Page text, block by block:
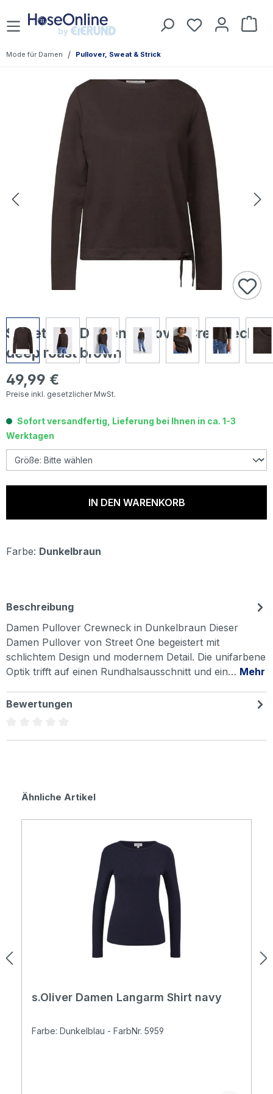
Zum Hauptinhalt springen Du hast 0
Mode für Damen / Pullover, Sweat & Strick
Bildergalerie überspringen
Street One Damen Pullover Crewneck
deep roast brown
Regulärer Preis:
49,99 €
Preise inkl. gesetzlicher MwSt.
Sofort versandfertig, Lieferung bei Ihnen in ca. 1-3
Werktagen
IN DEN WARENKORB
Farbe: Dunkelbraun
Beschreibung
Damen Pullover Crewneck in Dunkelbraun Dieser
Damen Pullover von Street One begeistert mit
schlichtem Design und modernem Detail. Die unifarbene
Optik trifft auf einen Rundhalsausschnitt und ein… Mehr
Bewertungen
Produktgalerie überspringen
Ähnliche Artikel
s.Oliver Damen Langarm Shirt navy
Farbe: Dunkelblau - FarbNr. 5959